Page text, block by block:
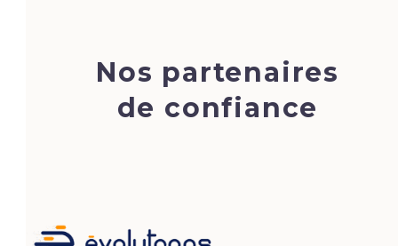
Nos partenaires
de confiance